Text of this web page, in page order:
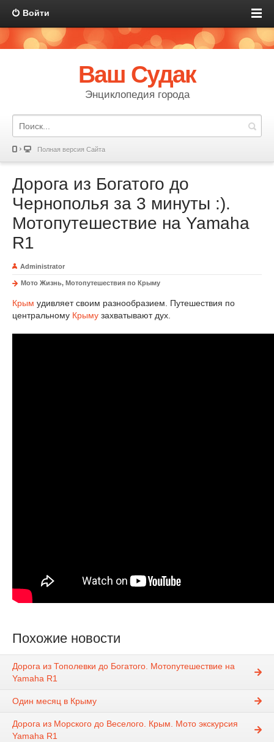
Войти
Ваш Судак
Энциклопедия города
Полная версия Сайта
Дорога из Богатого до
Чернополья за 3 минуты :).
Мотопутешествие на Yamaha
R1
Administrator
Мото Жизнь, Мотопутешествия по Крыму
Крым удивляет своим разнообразием. Путешествия по
центральному Крыму захватывают дух.
Похожие новости
Дорога из Тополевки до Богатого. Мотопутешествие на
Yamaha R1
Один месяц в Крыму
Дорога из Морского до Веселого. Крым. Мото экскурсия
Yamaha R1